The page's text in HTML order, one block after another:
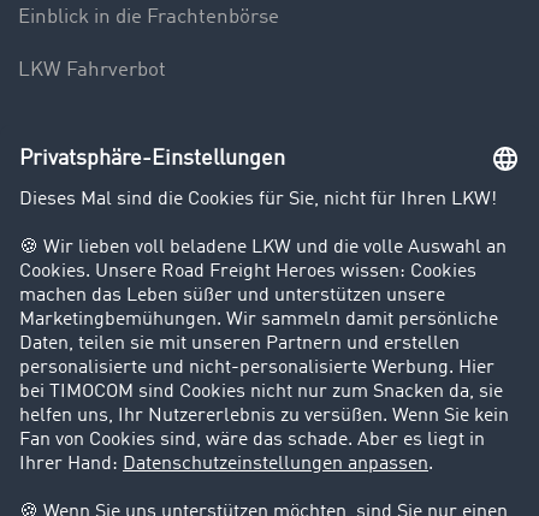
Einblick in die Frachtenbörse
LKW Fahrverbot
Unternehmen
Kunden werben Kunden
Success Stories
Karriere
Support
Kontakt
Rechtliches